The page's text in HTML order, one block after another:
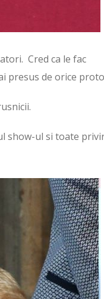
Cred ca le fac
presus de orice
show-ul si toate